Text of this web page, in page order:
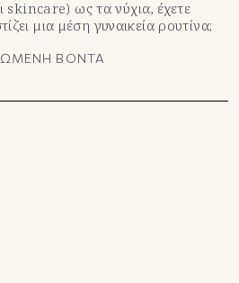
skincare) ως τα νύχια, έχετε
μια μέση γυναικεία ρουτίνα;
ΒΟΝΤΑ